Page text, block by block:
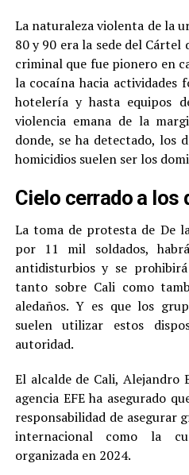
La naturaleza violenta de la
80 y 90 era la sede del
criminal que fue pionero en
la cocaína hacia actividades
hotelería y hasta equipos
violencia emana de la
donde, se ha detectado, los
homicidios suelen ser los
Cielo cerrado a los
La toma de protesta de De
por 11 mil soldados,
antidisturbios y se
tanto sobre Cali como
aledaños. Y es que los
suelen utilizar estos
autoridad.
El alcalde de Cali, Alejandro
agencia EFE ha asegurado
responsabilidad de asegurar
internacional como la
organizada en 2024.